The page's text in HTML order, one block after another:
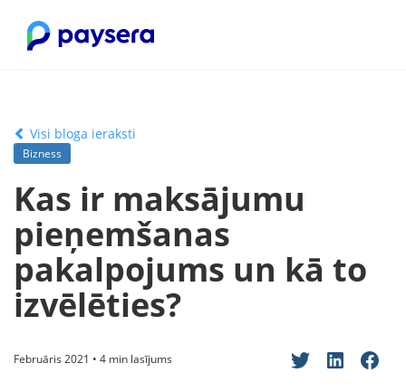
Visi bloga ieraksti
Bizness
Kas ir maksājumu
pieņemšanas
pakalpojums un kā to
izvēlēties?
Februāris 2021 • 4 min lasījums